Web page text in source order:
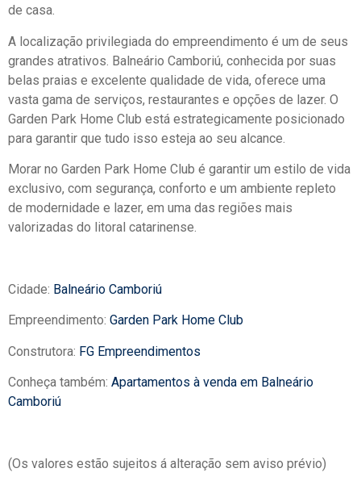
de casa.
A localização privilegiada do empreendimento é um de seus
grandes atrativos. Balneário Camboriú, conhecida por suas
belas praias e excelente qualidade de vida, oferece uma
vasta gama de serviços, restaurantes e opções de lazer. O
Garden Park Home Club está estrategicamente posicionado
para garantir que tudo isso esteja ao seu alcance.
Morar no Garden Park Home Club é garantir um estilo de vida
exclusivo, com segurança, conforto e um ambiente repleto
de modernidade e lazer, em uma das regiões mais
valorizadas do litoral catarinense.
Cidade: Balneário Camboriú
Empreendimento: Garden Park Home Club
Construtora: FG Empreendimentos
Conheça também: Apartamentos à venda em Balneário
Camboriú
(Os valores estão sujeitos á alteração sem aviso prévio)